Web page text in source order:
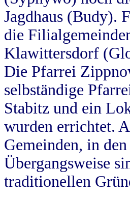
Jagdhaus (Budy).
die
Klawittersdorf
Die Pfarrei
selbständige
Stabitz und ein
wurden errichtet.
Gemeinden, in
Übergangsweise
traditionellen